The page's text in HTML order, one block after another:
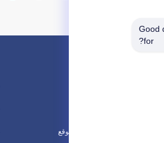
خريطة الموقع
Good
for?